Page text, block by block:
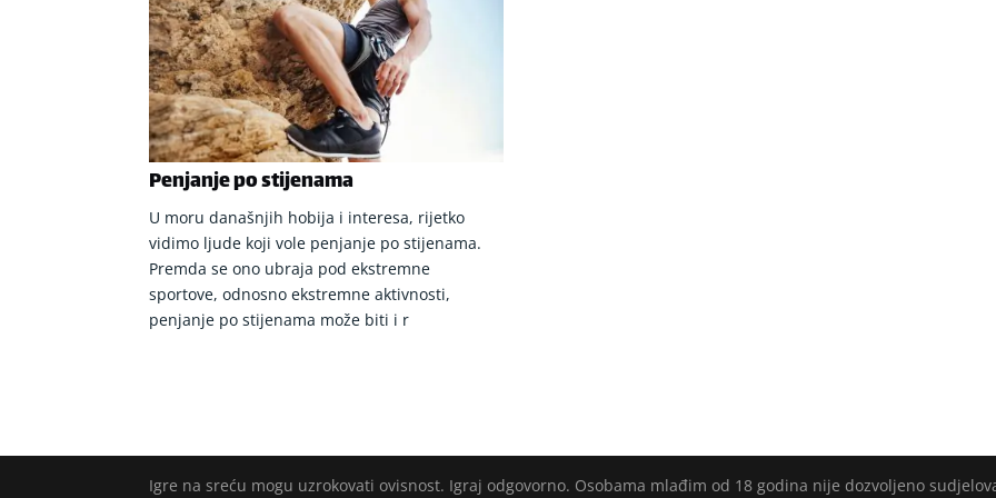
Penjanje po stijenama
U moru današnjih hobija i interesa, rijetko
vidimo ljude koji vole penjanje po stijenama.
Premda se ono ubraja pod ekstremne
sportove, odnosno ekstremne aktivnosti,
penjanje po stijenama može biti i r
Igre na sreću mogu uzrokovati ovisnost. Igraj odgovorno. Osobama mlađim od 18 godina nije dozvoljeno